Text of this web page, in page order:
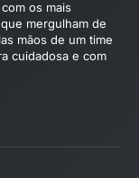
os mais
mergulham de
mãos de um time
cuidadosa e com